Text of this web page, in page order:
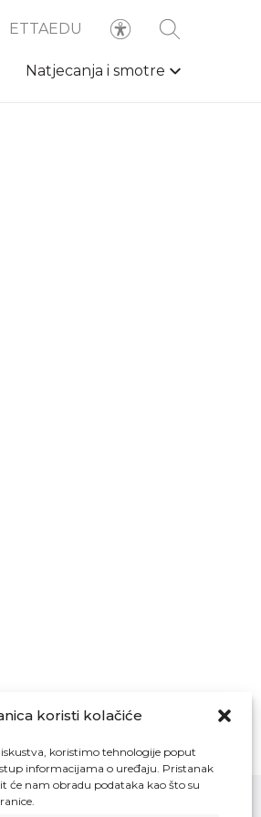
koristi kolačiće
koristimo tehnologije poput
informacijama o uređaju. Pristanak
će nam obradu podataka kao što su
ETTAEDU
Natjecanja i smotre